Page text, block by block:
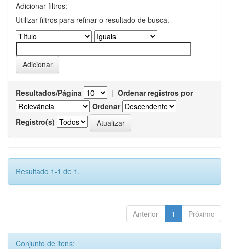
Adicionar filtros:
Utilizar filtros para refinar o resultado de busca.
Resultados/Página | Ordenar registros por
Ordenar
Registro(s)
Resultado 1-1 de 1.
Anterior 1 Próximo
Conjunto de itens: